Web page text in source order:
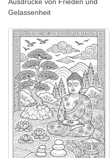
Ausdrücke von Frieden und
Gelassenheit